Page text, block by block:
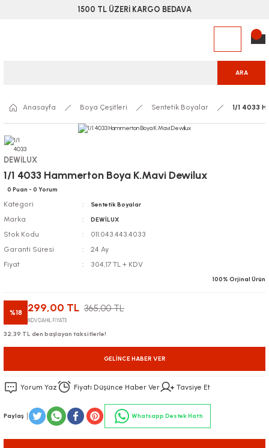
1500 TL ÜZERİ KARGO BEDAVA
ARA
Anasayfa Boya Çeşitleri Sentetik Boyalar 1/1 4033
DEWİLUX
1/1 4033 Hammerton Boya K.Mavi Dewilux
0 Puan - 0 Yorum
Kategori Sentetik Boyalar
Marka DEWİLUX
Stok Kodu
011.043.443.4033
Garanti Süresi
24 Ay
Fiyat
304,17 TL + KDV
100% Orjinal Ürün
%18 299,00 TL 365,00 TL
(KDV DAHİL FİYATI)
32,39 TL den başlayan taksitlerle!
GELINCE HABER VER
Yorum Yaz Fiyatı Düşünce Haber Ver Tavsiye Et
Paylaş Whatsapp Destek Hattı